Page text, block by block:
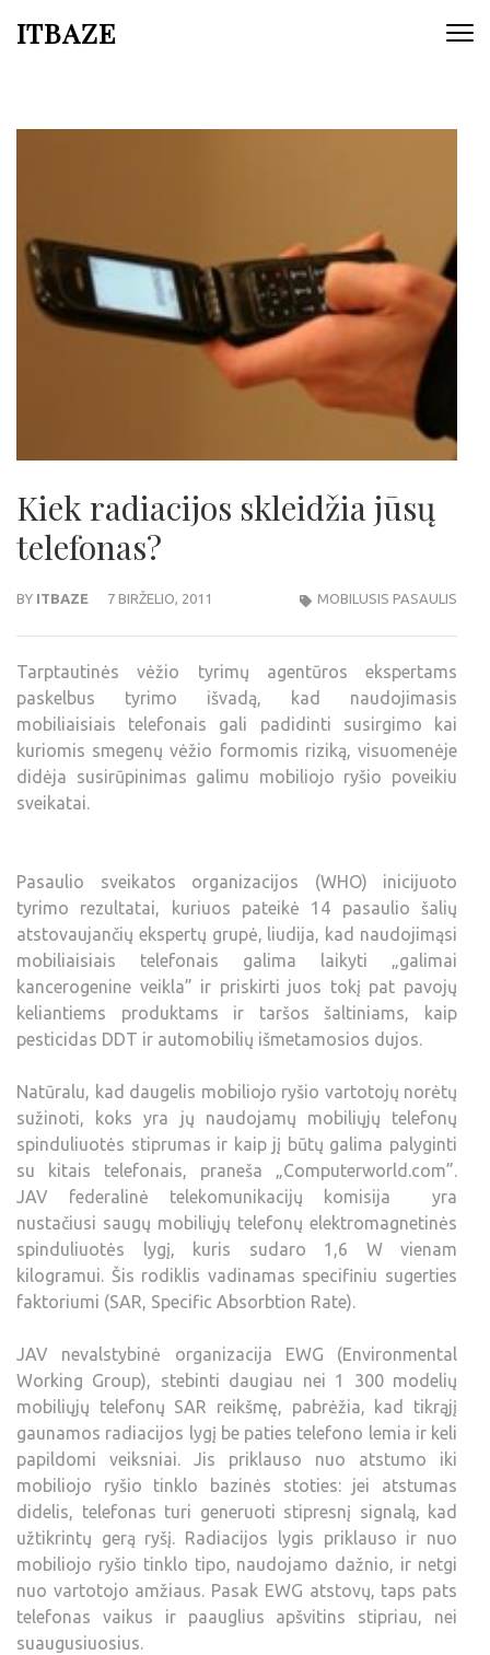
ITBAZE
Kiek radiacijos skleidžia jūsų
telefonas?
BY ITBAZE 7 BIRŽELIO, 2011 MOBILUSIS PASAULIS
Tarptautinės vėžio tyrimų agentūros ekspertams
paskelbus tyrimo išvadą, kad naudojimasis
mobiliaisiais telefonais gali padidinti susirgimo kai
kuriomis smegenų vėžio formomis riziką, visuomenėje
didėja susirūpinimas galimu mobiliojo ryšio poveikiu
sveikatai.
Pasaulio sveikatos organizacijos (WHO) inicijuoto
tyrimo rezultatai, kuriuos pateikė 14 pasaulio šalių
atstovaujančių ekspertų grupė, liudija, kad naudojimąsi
mobiliaisiais telefonais galima laikyti „galimai
kancerogenine veikla” ir priskirti juos tokį pat pavojų
keliantiems produktams ir taršos šaltiniams, kaip
pesticidas DDT ir automobilių išmetamosios dujos.
Natūralu, kad daugelis mobiliojo ryšio vartotojų norėtų
sužinoti, koks yra jų naudojamų mobiliųjų telefonų
spinduliuotės stiprumas ir kaip jį būtų galima palyginti
su kitais telefonais, praneša „Computerworld.com”.
JAV federalinė telekomunikacijų komisija yra
nustačiusi saugų mobiliųjų telefonų elektromagnetinės
spinduliuotės lygį, kuris sudaro 1,6 W vienam
kilogramui. Šis rodiklis vadinamas specifiniu sugerties
faktoriumi (SAR, Specific Absorbtion Rate).
JAV nevalstybinė organizacija EWG (Environmental
Working Group), stebinti daugiau nei 1 300 modelių
mobiliųjų telefonų SAR reikšmę, pabrėžia, kad tikrąjį
gaunamos radiacijos lygį be paties telefono lemia ir keli
papildomi veiksniai. Jis priklauso nuo atstumo iki
mobiliojo ryšio tinklo bazinės stoties: jei atstumas
didelis, telefonas turi generuoti stipresnį signalą, kad
užtikrintų gerą ryšį. Radiacijos lygis priklauso ir nuo
mobiliojo ryšio tinklo tipo, naudojamo dažnio, ir netgi
nuo vartotojo amžiaus. Pasak EWG atstovų, taps pats
telefonas vaikus ir paauglius apšvitins stipriau, nei
suaugusiuosius.